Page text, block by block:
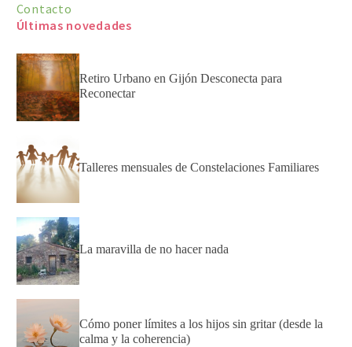
Contacto
Últimas novedades
Retiro Urbano en Gijón Desconecta para
Reconectar
Talleres mensuales de Constelaciones Familiares
La maravilla de no hacer nada
Cómo poner límites a los hijos sin gritar (desde la
calma y la coherencia)